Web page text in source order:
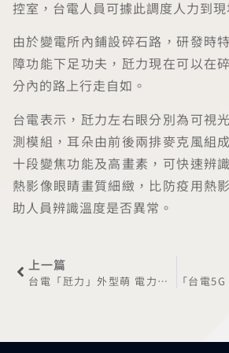
控室，台電人員可據此調度人力到現
由於變電所內鋪設碎石路，研發時
障功能下足功夫，瓩力現在可以在
分內的路上行走自如。
台電表示，瓩力左右眼分別為可視
測模組，耳朵由前後兩排麥克風組
十段變焦功能及高畫素，可快速辨
熱影像眼睛畫質細緻，比防疫用熱
助人員辨識溫度是否異常。
上一篇
台電「瓩力」外型萌 電力智慧巡檢成真